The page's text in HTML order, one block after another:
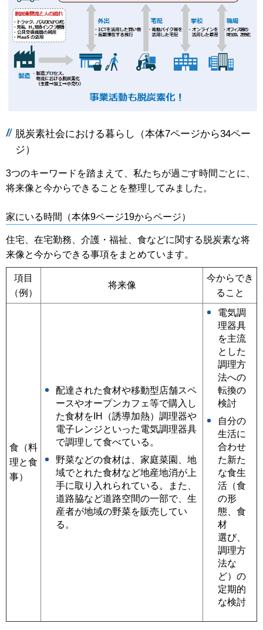
脱炭素社会における暮らし（本体7ページから34ペー
ジ）
3つのキーワードを踏まえて、私たちが過ごす時間ごとに、
将来像と今からできることを整理してみました。
家にいる時間（本体9ページ19からページ）
住宅、在宅勤務、介護・福祉、食などに関する脱炭素な将
来像と今からできる事項をまとめています。
項目
（例）
将来像
今からでき
ること
食（料
理と食
事）
配達された食材や移動型店舗スペ
ースやオープンカフェ等で購入し
た食材をIH（誘導加熱）調理器や
電子レンジといった電気調理器具
で調理して食べている。
野菜などの食材は、家庭菜園、地
域でとれた食材など地産地消が上
手に取り入れられている。また、
道路脇など道路空間の一部で、生
産者が地域の野菜を販売してい
る。
電気調
理器具
を主流
とした
調理方
法への
転換の
検討
自分の
生活に
合わせ
た新た
な食生
活（食
の形
態、食
材
選び、
調理方
法な
ど）の
定期的
な検討